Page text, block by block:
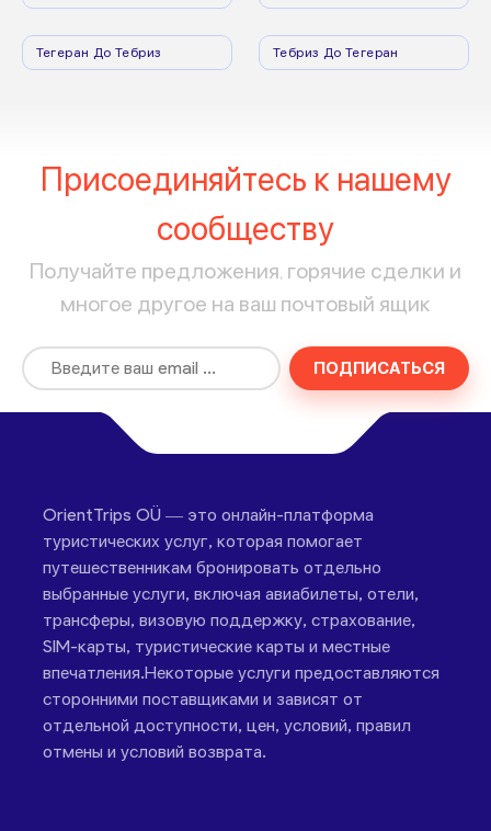
Тегеран До Тебриз Тебриз До Тегеран
Присоединяйтесь к нашему
сообществу
Получайте предложения, горячие сделки и
многое другое на ваш почтовый ящик
ПОДПИСАТЬСЯ
OrientTrips OÜ — это онлайн-платформа
туристических услуг, которая помогает
путешественникам бронировать отдельно
выбранные услуги, включая авиабилеты, отели,
трансферы, визовую поддержку, страхование,
SIM-карты, туристические карты и местные
впечатления.Некоторые услуги предоставляются
сторонними поставщиками и зависят от
отдельной доступности, цен, условий, правил
отмены и условий возврата.